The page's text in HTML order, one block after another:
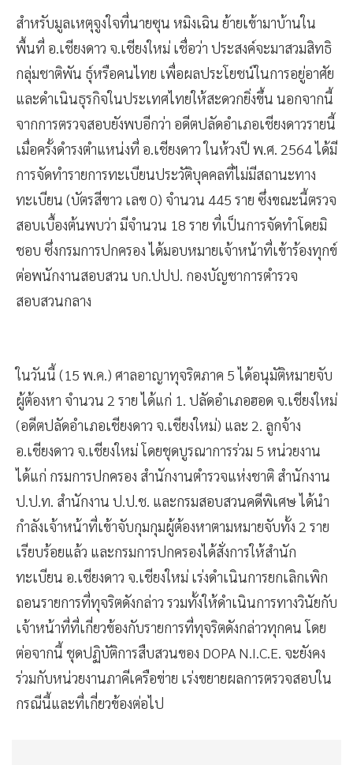
สำหรับมูลเหตุจูงใจที่นายซุน หมิงเฉิน ย้ายเข้ามาบ้านใน
พื้นที่ อ.เชียงดาว จ.เชียงใหม่ เชื่อว่า ประสงค์จะมาสวมสิทธิ
กลุ่มชาติพัน ธุ์หรือคนไทย เพื่อผลประโยชน์ในการอยู่อาศัย
และดำเนินธุรกิจในประเทศไทยให้สะดวกยิ่งขึ้น นอกจากนี้
จากการตรวจสอบยังพบอีกว่า อดีตปลัดอำเภอเชียงดาวรายนี้
เมื่อครั้งดำรงตำแหน่งที่ อ.เชียงดาว ในห้วงปี พ.ศ. 2564 ได้มี
การจัดทำรายการทะเบียนประวัติบุคคลที่ไม่มีสถานะทาง
ทะเบียน (บัตรสีขาว เลข 0) จำนวน 445 ราย ซึ่งขณะนี้ตรวจ
สอบเบื้องต้นพบว่า มีจำนวน 18 ราย ที่เป็นการจัดทำโดยมิ
ชอบ ซึ่งกรมการปกครอง ได้มอบหมายเจ้าหน้าที่เข้าร้องทุกข์
ต่อพนักงานสอบสวน บก.ปปป. กองบัญชาการตำรวจ
สอบสวนกลาง
ในวันนี้ (15 พ.ค.) ศาลอาญาทุจริตภาค 5 ได้อนุมัติหมายจับ
ผู้ต้องหา จำนวน 2 ราย ได้แก่ 1. ปลัดอำเภอฮอด จ.เชียงใหม่
(อดีตปลัดอำเภอเชียงดาว จ.เชียงใหม่) และ 2. ลูกจ้าง
อ.เชียงดาว จ.เชียงใหม่ โดยชุดบูรณาการร่วม 5 หน่วยงาน
ได้แก่ กรมการปกครอง สำนักงานตำรวจแห่งชาติ สำนักงาน
ป.ป.ท. สำนักงาน ป.ป.ช. และกรมสอบสวนคดีพิเศษ ได้นำ
กำลังเจ้าหน้าที่เข้าจับกุมกุมผู้ต้องหาตามหมายจับทั้ง 2 ราย
เรียบร้อยแล้ว และกรมการปกครองได้สั่งการให้สำนัก
ทะเบียน อ.เชียงดาว จ.เชียงใหม่ เร่งดำเนินการยกเลิกเพิก
ถอนรายการที่ทุจริตดังกล่าว รวมทั้งให้ดำเนินการทางวินัยกับ
เจ้าหน้าที่ที่เกี่ยวข้องกับรายการที่ทุจริตดังกล่าวทุกคน โดย
ต่อจากนี้ ชุดปฏิบัติการสืบสวนของ DOPA N.I.C.E. จะยังคง
ร่วมกับหน่วยงานภาคีเครือข่าย เร่งขยายผลการตรวจสอบใน
กรณีนี้และที่เกี่ยวข้องต่อไป